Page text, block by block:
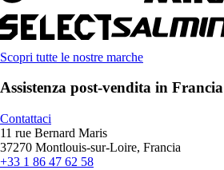
Scopri tutte le nostre marche
Assistenza post-vendita in Francia
Contattaci
11 rue Bernard Maris
37270 Montlouis-sur-Loire, Francia
+33 1 86 47 62 58